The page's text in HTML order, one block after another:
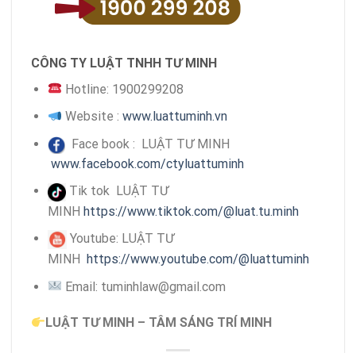
CÔNG TY LUẬT TNHH TƯ MINH
Hotline: 1900299208
Website :www.luattuminh.vn
Face book : LUẬT TƯ MINH
www.facebook.com/ctyluattuminh
Tik tok LUẬT TƯ
MINH https://www.tiktok.com/@luat.tu.minh
Youtube: LUẬT TƯ
MINH https://www.youtube.com/@luattuminh
Email: tuminhlaw@gmail.com
LUẬT TƯ MINH – TÂM SÁNG TRÍ MINH